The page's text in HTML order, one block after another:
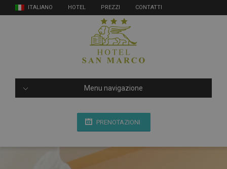
ITALIANO HOTEL PREZZI CONTATTI
Menu navigazione
PRENOTAZIONI